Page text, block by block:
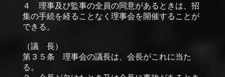
４ 理事及び監事の全員の同意があるときは、招
集の手続を経ることなく理事会を開催することが
できる。
（議 長）
第３５条 理事会の議長は、会長がこれに当た
る。